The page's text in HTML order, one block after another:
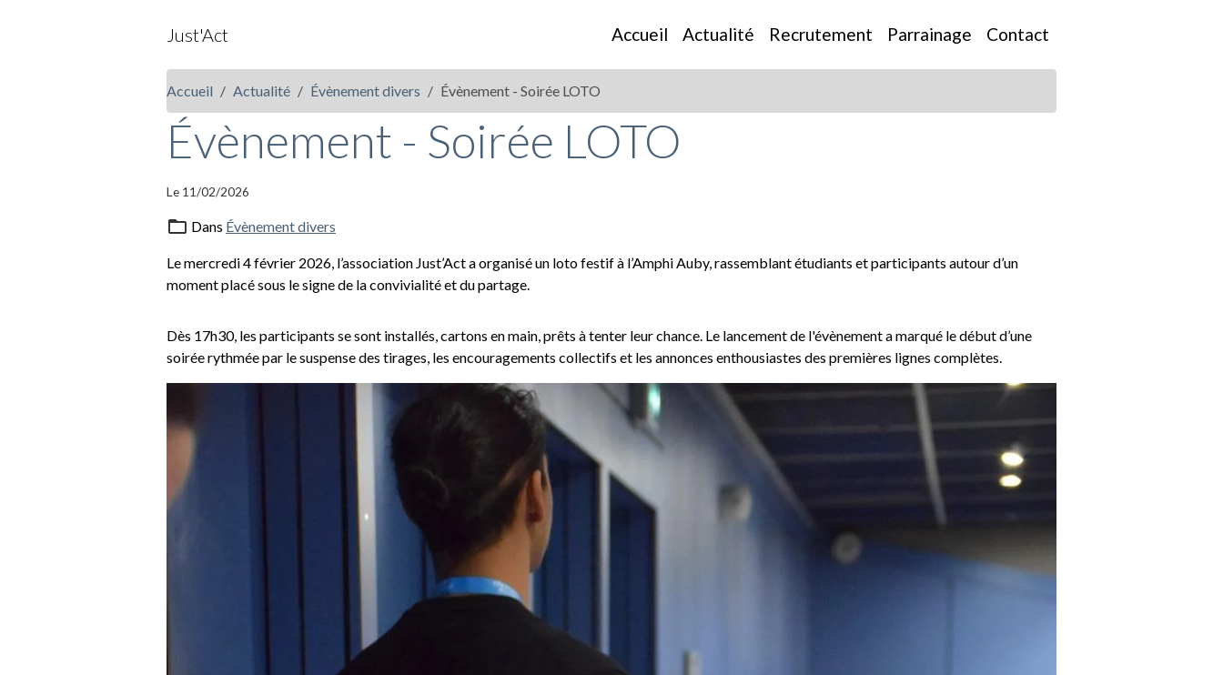
Just'Act Accueil Actualité Recrutement Parrainage Contact
Accueil Actualité Évènement divers Évènement - Soirée LOTO
Évènement - Soirée LOTO
Le 11/02/2026
Dans Évènement divers
Le mercredi 4 février 2026, l’association Just’Act a organisé un loto festif à l’Amphi Auby, rassemblant étudiants et participants autour d’un
moment placé sous le signe de la convivialité et du partage.
Dès 17h30, les participants se sont installés, cartons en main, prêts à tenter leur chance. Le lancement de l'évènement a marqué le début d’une
soirée rythmée par le suspense des tirages, les encouragements collectifs et les annonces enthousiastes des premières lignes complètes.